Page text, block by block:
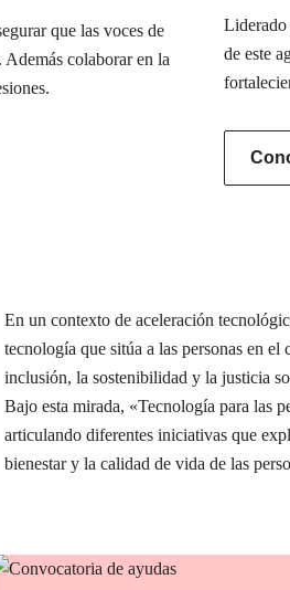
que las voces de
colaborar en la
Liderado
de este
En un contexto de aceleración
tecnología que sitúa a las personas en
inclusión, la sostenibilidad y la justicia
Bajo esta mirada, «Tecnología para las
articulando diferentes iniciativas que
bienestar y la calidad de vida de las